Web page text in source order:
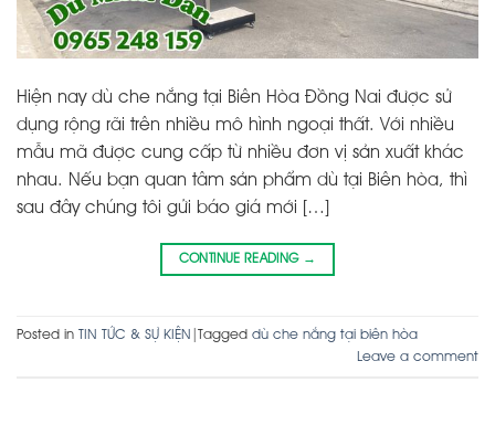
Hiện nay dù che nắng tại Biên Hòa Đồng Nai được sử
dụng rộng rãi trên nhiều mô hình ngoại thất. Với nhiều
mẫu mã được cung cấp từ nhiều đơn vị sản xuất khác
nhau. Nếu bạn quan tâm sản phẩm dù tại Biên hòa, thì
sau đây chúng tôi gửi báo giá mới […]
CONTINUE READING →
Posted in TIN TỨC & SỰ KIỆN Tagged dù che nắng tại biên hòa
Leave a comment